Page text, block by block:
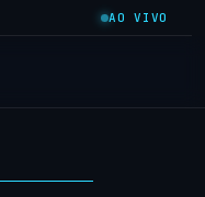
AO VIVO